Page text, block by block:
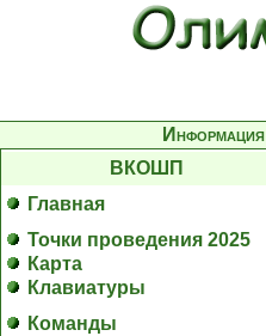
Информация
ВКОШП
Главная
Точки проведения 2025
Карта
Клавиатуры
Команды